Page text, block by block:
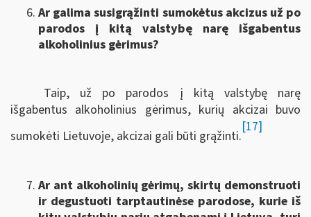
Ar galima susigrąžinti sumokėtus akcizus už po
parodos į kitą valstybę narę išgabentus
alkoholinius gėrimus?
Taip, už po parodos į kitą valstybę narę
išgabentus alkoholinius gėrimus, kurių akcizai buvo
sumokėti Lietuvoje, akcizai gali būti grąžinti.
[17]
Ar ant alkoholinių gėrimų, skirtų demonstruoti
ir degustuoti tarptautinėse parodose, kurie iš